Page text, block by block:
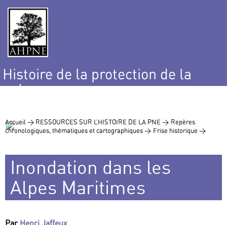
Histoire de la protection de la
nature
Accueil > RESSOURCES SUR L’HISTOIRE DE LA PNE > Repères
chronologiques, thématiques et cartographiques > Frise historique >
Inondation dans les
Alpes Maritimes